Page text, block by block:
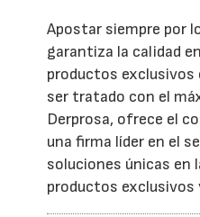
Apostar siempre por
garantiza la calidad
productos exclusivos
ser tratado con el
Derprosa, ofrece el
una firma líder en el
soluciones únicas en
productos exclusivos